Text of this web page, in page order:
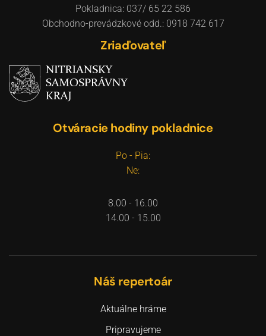
Pokladnica: 037/ 65 22 586
Obchodno-prevádzkové odd.: 0918 742 617
Zriaďovateľ
Otváracie hodiny pokladnice
Po - Pia:
Ne:
8.00 - 16.00
14.00 - 15.00
Náš repertoár
Aktuálne hráme
Pripravujeme